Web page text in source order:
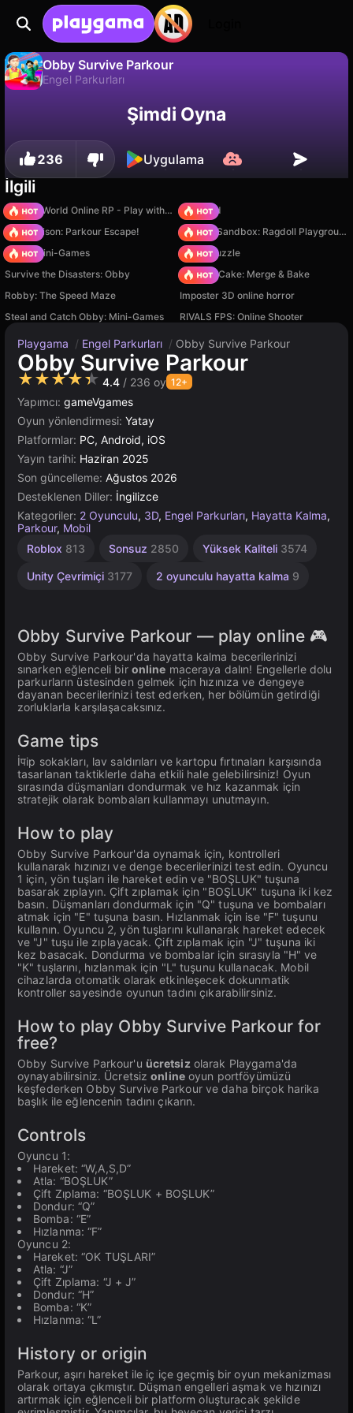
Obby Survive Parkour
Engel Parkurları
İlerlemeyi kaydet! Hayır
Şimdi Oyna
236 Uygulama
İlgili
Sprunki World Online RP - Play with Friends!
TB World
Barry Prison: Parkour Escape!
Sprunki Sandbox: Ragdoll Playground Mode
Obby: Mini-Games
Arrow Puzzle
Survive the Disasters: Obby
Piece of Cake: Merge & Bake
Robby: The Speed Maze
Imposter 3D online horror
Steal and Catch Obby: Mini-Games
RIVALS FPS: Online Shooter
Playgama / Engel Parkurları / Obby Survive Parkour
Obby Survive Parkour
★★★★★ 4.4 / 236 oy 12+
Yapımcı: gameVgames
Oyun yönlendirmesi: Yatay
Platformlar: PC, Android, iOS
Yayın tarihi: Haziran 2025
Son güncelleme: Ağustos 2026
Desteklenen Diller: İngilizce
Kategoriler: 2 Oyunculu, 3D, Engel Parkurları, Hayatta Kalma,
Parkour, Mobil
Roblox 813 Sonsuz 2850 Yüksek Kaliteli 3574
Unity Çevrimiçi 3177 2 oyunculu hayatta kalma 9
Obby Survive Parkour — play online 🎮
Obby Survive Parkour'da hayatta kalma becerilerinizi
sınarken eğlenceli bir online maceraya dalın! Engellerle dolu
parkurların üstesinden gelmek için hızınıza ve dengeye
dayanan becerilerinizi test ederken, her bölümün getirdiği
zorluklarla karşılaşacaksınız.
Game tips
İपip sokakları, lav saldırıları ve kartopu fırtınaları karşısında
tasarlanan taktiklerle daha etkili hale gelebilirsiniz! Oyun
sırasında düşmanları dondurmak ve hız kazanmak için
stratejik olarak bombaları kullanmayı unutmayın.
How to play
Obby Survive Parkour'da oynamak için, kontrolleri
kullanarak hızınızı ve denge becerilerinizi test edin. Oyuncu
1 için, yön tuşları ile hareket edin ve "BOŞLUK" tuşuna
basarak zıplayın. Çift zıplamak için "BOŞLUK" tuşuna iki kez
basın. Düşmanları dondurmak için "Q" tuşuna ve bombaları
atmak için "E" tuşuna basın. Hızlanmak için ise "F" tuşunu
kullanın. Oyuncu 2, yön tuşlarını kullanarak hareket edecek
ve "J" tuşu ile zıplayacak. Çift zıplamak için "J" tuşuna iki
kez basacak. Dondurma ve bombalar için sırasıyla "H" ve
"K" tuşlarını, hızlanmak için "L" tuşunu kullanacak. Mobil
cihazlarda otomatik olarak etkinleşecek dokunmatik
kontroller sayesinde oyunun tadını çıkarabilirsiniz.
How to play Obby Survive Parkour for
free?
Obby Survive Parkour'u ücretsiz olarak Playgama'da
oynayabilirsiniz. Ücretsizonlineoyun portföyümüzü
keşfederken Obby Survive Parkour ve daha birçok harika
başlık ile eğlencenin tadını çıkarın.
Controls
Oyuncu 1:
Hareket: “W,A,S,D”
Atla: “BOŞLUK”
Çift Zıplama: “BOŞLUK + BOŞLUK”
Dondur: “Q”
Bomba: “E”
Hızlanma: “F”
Oyuncu 2:
Hareket: “OK TUŞLARI”
Atla: “J”
Çift Zıplama: “J + J”
Dondur: “H”
Bomba: “K”
Hızlanma: “L”
History or origin
Parkour, aşırı hareket ile iç içe geçmiş bir oyun mekanizması
olarak ortaya çıkmıştır. Düşman engelleri aşmak ve hızınızı
artırmak için eğlenceli bir platform oluşturacak şekilde